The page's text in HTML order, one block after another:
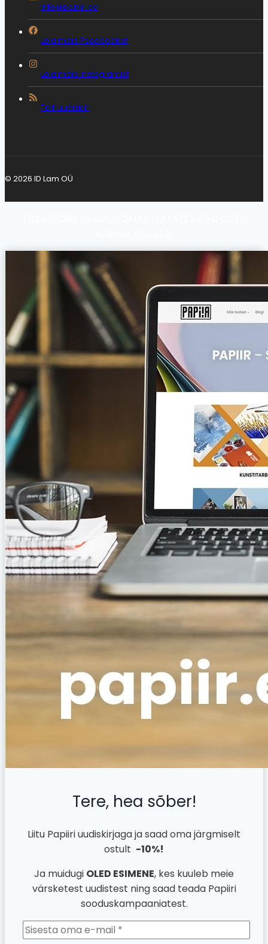
info@papiir.ee
Leia meid Facebookist
Leia meid Instagramist
Telli uudiskiri
© 2026 ID Lam OÜ
Tere, hea sõber!
Liitu Papiiri uudiskirjaga ja saad oma järgmiselt
ostult -10%!
Ja muidugi OLED ESIMENE, kes kuuleb meie
värsketest uudistest ning saad teada Papiiri
sooduskampaaniatest.